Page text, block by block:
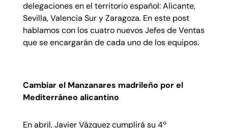
delegaciones en el territorio español: Alicante,
Sevilla, Valencia Sur y Zaragoza. En este post
hablamos con los cuatro nuevos Jefes de Ventas
que se encargarán de cada uno de los equipos.
Cambiar el Manzanares madrileño por el
Mediterráneo alicantino
En abril, Javier Vázquez cumplirá su 4º